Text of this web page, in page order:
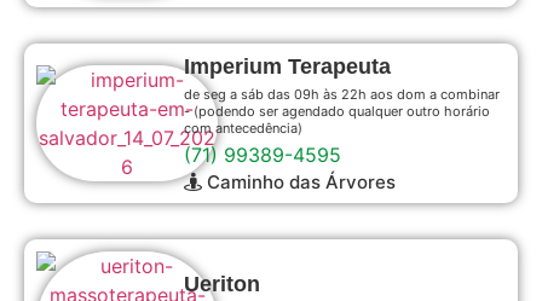
Imperium Terapeuta
de seg a sáb das 09h às 22h aos dom a combinar
- (podendo ser agendado qualquer outro horário
com antecedência)
(71) 99389-4595
Caminho das Árvores
Ueriton